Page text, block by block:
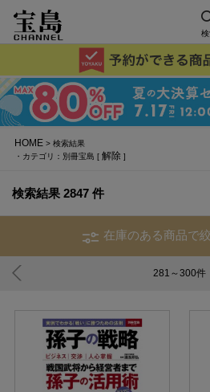
HOME > 検索結果
・カテゴリ：別冊宝島 [解除 ]
検索結果 2847 件
在庫のある商品で
281～300件